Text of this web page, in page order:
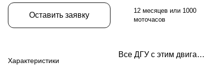
Оставить заявку
Характеристики
12 месяцев или 1000
моточасов
Все ДГУ с этим двигателем